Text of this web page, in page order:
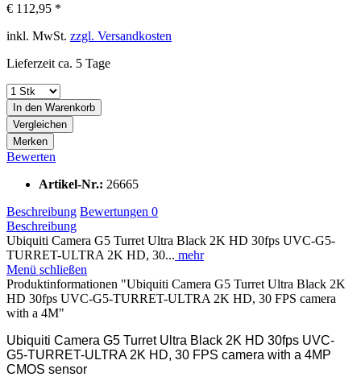
€ 112,95 *
inkl. MwSt. zzgl. Versandkosten
Lieferzeit ca. 5 Tage
In den Warenkorb
Vergleichen
Merken
Bewerten
Artikel-Nr.: 26665
Beschreibung Bewertungen 0
Beschreibung
Ubiquiti Camera G5 Turret Ultra Black 2K HD 30fps UVC-G5-
TURRET-ULTRA 2K HD, 30... mehr
Menü schließen
Produktinformationen "Ubiquiti Camera G5 Turret Ultra Black 2K
HD 30fps UVC-G5-TURRET-ULTRA 2K HD, 30 FPS camera
with a 4M"
Ubiquiti Camera G5 Turret Ultra Black 2K HD 30fps UVC-
G5-TURRET-ULTRA 2K HD, 30 FPS camera with a 4MP
CMOS sensor